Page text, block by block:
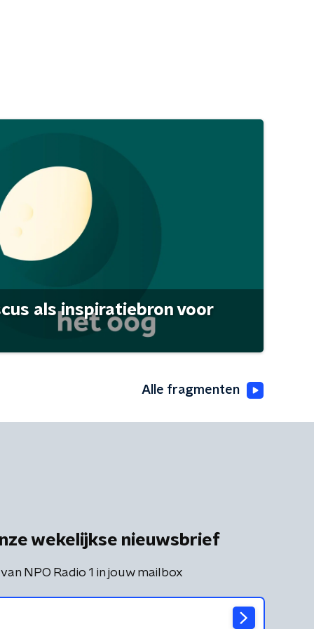
als inspiratiebron voor
Alle fragmenten
wekelijkse nieuwsbrief
NPO Radio 1 in jouw mailbox